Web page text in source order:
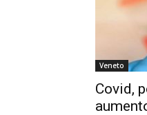
Veneto
Covid,